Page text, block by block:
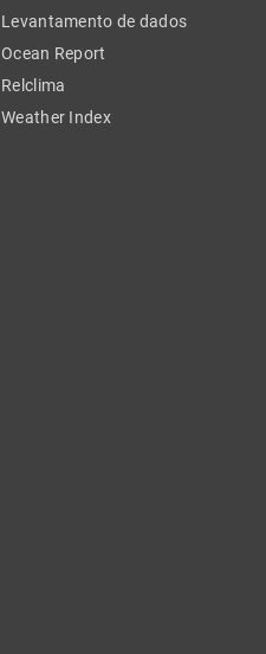
Levantamento de dados
Ocean Report
Relclima
Weather Index